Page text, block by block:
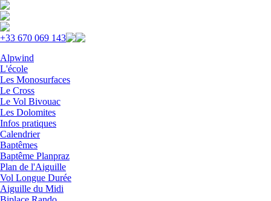
Skip to navigation
Aller au contenu principal
+33 670 069 143
Alpwind
L'école
Les Monosurfaces
Le Cross
Le Vol Bivouac
Les Dolomites
Infos pratiques
Calendrier
Baptêmes
Baptême Planpraz
Plan de l'Aiguille
Vol Longue Durée
Aiguille du Midi